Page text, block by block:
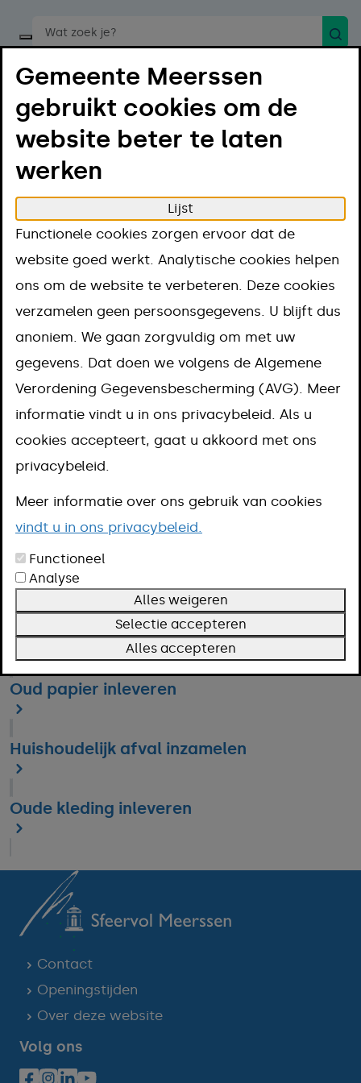
Start een spraakopdracht
Menu
Home Regelen Afval en milieu Afval
Afval
Afval inleveren
Afvalcontainer aanvragen
Bladkorven
Gemeentelijke Belastingen
Gladheidsbestrijding
Inzameling bedrijfsafval
Oud papier inleveren
Huishoudelijk afval inzamelen
Oude kleding inleveren
Contact
Openingstijden
Over deze website
Volg ons
Gemeente Meerssen
gebruikt cookies om de
website beter te laten
werken
Lijst
Functionele cookies zorgen ervoor dat de
website goed werkt. Analytische cookies helpen
ons om de website te verbeteren. Deze cookies
verzamelen geen persoonsgegevens. U blijft dus
anoniem. We gaan zorgvuldig om met uw
gegevens. Dat doen we volgens de Algemene
Verordening Gegevensbescherming (AVG). Meer
informatie vindt u in ons privacybeleid. Als u
cookies accepteert, gaat u akkoord met ons
privacybeleid.
Meer informatie over ons gebruik van cookies
vindt u in ons privacybeleid.
Functioneel
Analyse
Alles weigeren
Selectie accepteren
Alles accepteren